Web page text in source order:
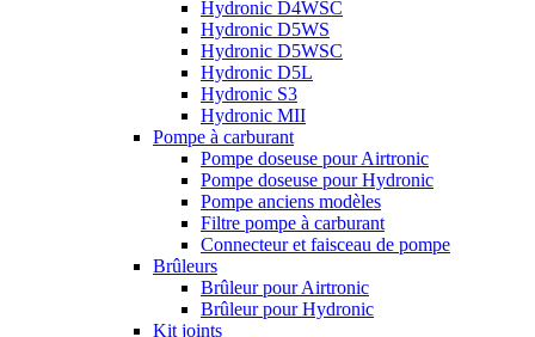
Hydronic D4WSC
Hydronic D5WS
Hydronic D5WSC
Hydronic D5L
Hydronic S3
Hydronic MII
Pompe à carburant
Pompe doseuse pour Airtronic
Pompe doseuse pour Hydronic
Pompe anciens modèles
Filtre pompe à carburant
Connecteur et faisceau de pompe
Brûleurs
Brûleur pour Airtronic
Brûleur pour Hydronic
Kit joints